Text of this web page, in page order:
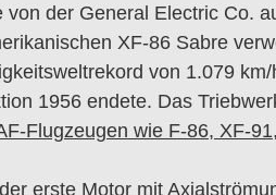
von der General Electric Co.
XF-86 Sabre
von 1.079
1956 endete. Das
Flugzeugen wie F-86, XF-
erste Motor mit